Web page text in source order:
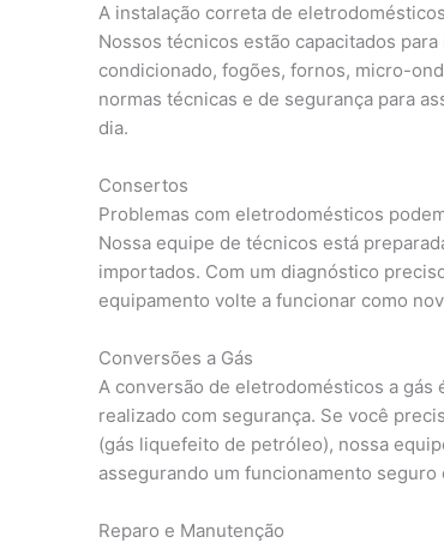
A instalação correta de
Nossos técnicos estão capacitados
condicionado, fogões, fornos, micro-
normas técnicas e de segurança para
dia.
Consertos
Problemas com eletrodomésticos
Nossa equipe de técnicos está
importados. Com um diagnóstico
equipamento volte a funcionar como
Conversões a Gás
A conversão de eletrodomésticos a
realizado com segurança. Se você
(gás liquefeito de petróleo), nossa
assegurando um funcionamento seguro
Reparo e Manutenção